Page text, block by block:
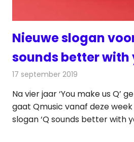
Nieuwe slogan
sounds better with
17 september 2019
Na vier jaar ‘You make us Q’
gaat Qmusic vanaf deze
slogan ‘Q sounds better with